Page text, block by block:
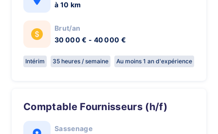
à 10 km
Brut/an
30 000 € - 40 000 €
Intérim 35 heures / semaine Au moins 1 an d'expérience
Comptable Fournisseurs (h/f)
Sassenage